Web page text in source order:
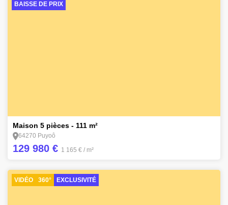
BAISSE DE PRIX
Maison 5 pièces - 111 m²
64270 Puyoô
129 980 € 1 165 € / m²
VIDÉO 360° EXCLUSIVITÉ